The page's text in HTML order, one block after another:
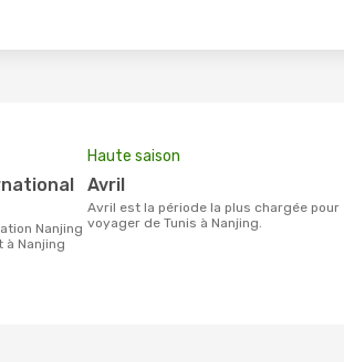
à Nanjing
Haute saison
avril
avril est la période la plus chargée pour
voyager de Tunis à Nanjing.